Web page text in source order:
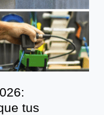
tus